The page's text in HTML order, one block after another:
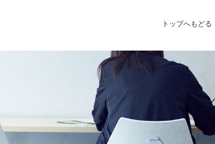
トップへもどる